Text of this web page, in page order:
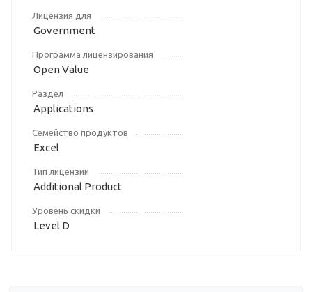
Лицензия для
Government
Программа лицензирования
Open Value
Раздел
Applications
Семейство продуктов
Excel
Тип лицензии
Additional Product
Уровень скидки
Level D